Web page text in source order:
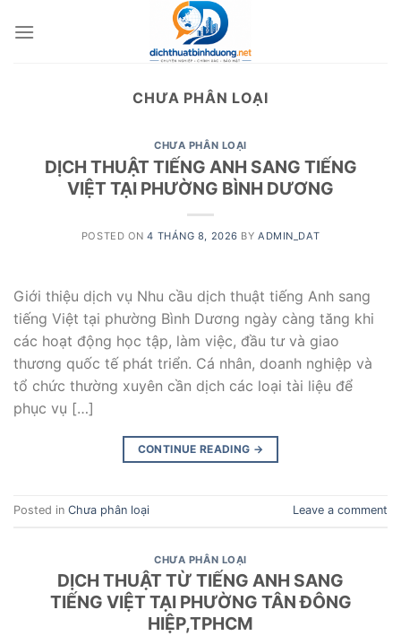
CHƯA PHÂN LOẠI
CHƯA PHÂN LOẠI
DỊCH THUẬT TIẾNG ANH SANG TIẾNG
VIỆT TẠI PHƯỜNG BÌNH DƯƠNG
POSTED ON4 THÁNG 8, 2026 BYADMIN_DAT
Giới thiệu dịch vụ Nhu cầu dịch thuật tiếng Anh sang
tiếng Việt tại phường Bình Dương ngày càng tăng khi
các hoạt động học tập, làm việc, đầu tư và giao
thương quốc tế phát triển. Cá nhân, doanh nghiệp và
tổ chức thường xuyên cần dịch các loại tài liệu để
phục vụ […]
CONTINUE READING →
Posted in Chưa phân loại Leave a comment
CHƯA PHÂN LOẠI
DỊCH THUẬT TỪ TIẾNG ANH SANG
TIẾNG VIỆT TẠI PHƯỜNG TÂN ĐÔNG
HIỆP,TPHCM